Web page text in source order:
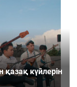
күйлерін